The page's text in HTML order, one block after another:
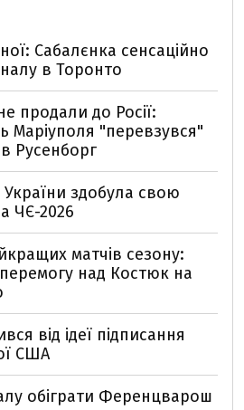
Сабалєнка сенсаційно
в Торонто
продали до Росії:
Маріуполя "перевзувся"
Русенборг
України здобула свою
ЧЄ-2026
матчів сезону:
над Костюк на
від ідеї підписання
США
обіграти Ференцварош